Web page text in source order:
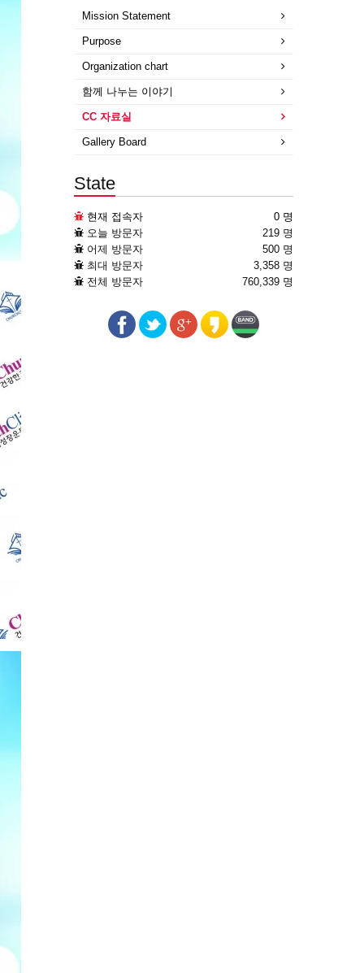
Mission Statement
Purpose
Organization chart
함께 나누는 이야기
CC 자료실
Gallery Board
State
현재 접속자
0 명
오늘 방문자
219 명
어제 방문자
500 명
최대 방문자
3,358 명
전체 방문자
760,339 명